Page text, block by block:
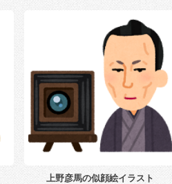
上野彦馬の似顔絵イラスト